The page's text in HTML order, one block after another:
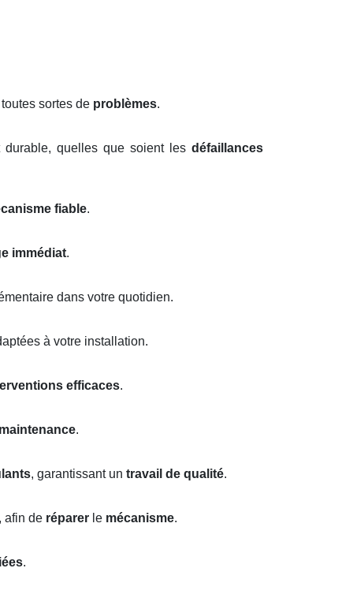
sortes de problèmes.
quelles que soient les défaillances
fiable.
immédiat.
dans votre quotidien.
à votre installation.
efficaces.
.
, garantissant un travail de qualité.
afin de réparer le mécanisme.
.